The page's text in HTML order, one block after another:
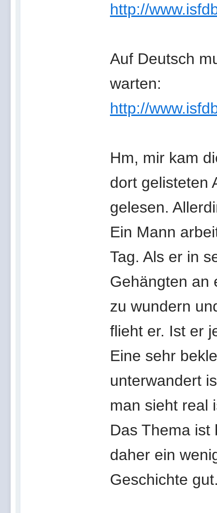
http://
Auf Deutsch
warten:
http://
Hm, mir kam
dort gelisteten
gelesen.
Ein Mann
Tag. Als er in
Gehängten an
zu wundern
flieht er. Ist er
Eine sehr
unterwandert
man sieht real
Das Thema ist
daher ein
Geschichte